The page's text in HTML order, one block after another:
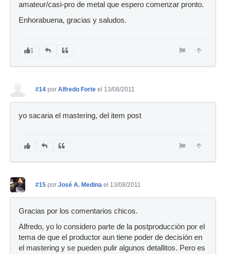
amateur/casi-pro de metal que espero comenzar pronto.
Enhorabuena, gracias y saludos.
1
#14 por Alfredo Forte el 13/08/2011
yo sacaria el mastering, del item post
#15 por José A. Medina el 13/08/2011
Gracias por los comentarios chicos.
Alfredo, yo lo considero parte de la postproducción por el
tema de que el productor aun tiene poder de decisión en
el mastering y se pueden pulir algunos detallitos. Pero es